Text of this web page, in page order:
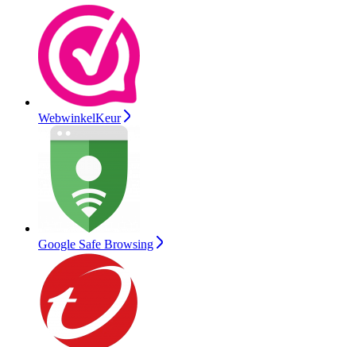
WebwinkelKeur
Google Safe Browsing